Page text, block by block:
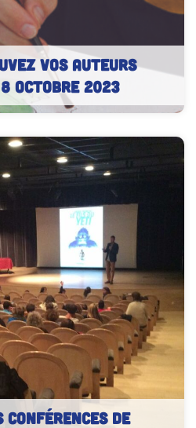
vos auteurs
octobre 2023
de bande dessinée
conférences de